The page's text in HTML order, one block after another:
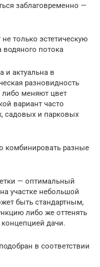
заблаговременно —
только эстетическую
потока
и актуальна в
разновидность
либо меняют цвет
вариант часто
садовых и парковых
комбинировать разные
— оптимальный
участке небольшой
быть стандартным,
либо же оттенять
дачи.
в соответствии